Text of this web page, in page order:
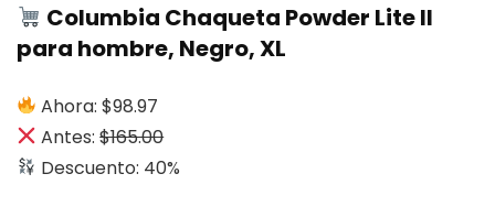
Columbia Chaqueta Powder Lite II
para hombre, Negro, XL
Ahora: $98.97
Antes:$165.00
Descuento: 40%